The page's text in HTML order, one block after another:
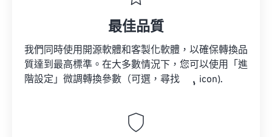
最佳品質
我們同時使用開源軟體和客製化軟體，以確保轉換品
質達到最高標準。在大多數情況下，您可以使用「進
階設定」微調轉換參數（可選，尋找
icon).